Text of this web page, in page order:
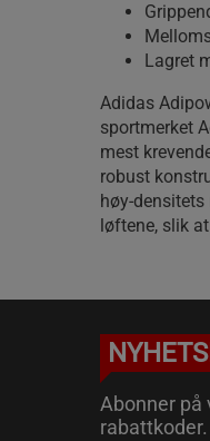
Lagret
Adidas
sportmerket
mest
robust
høy-
løftene, slik
Abonner på
rabattkoder.